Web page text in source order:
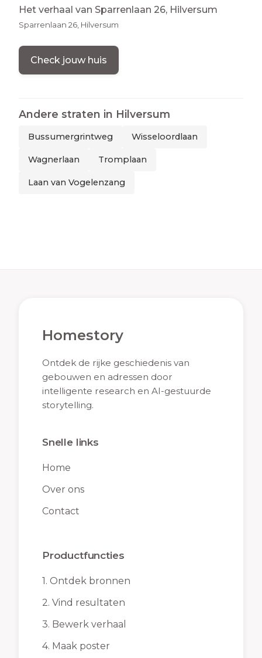
Het verhaal van Sparrenlaan 26, Hilversum
Sparrenlaan 26, Hilversum
Check jouw huis
Andere straten in Hilversum
Bussumergrintweg Wisseloordlaan
Wagnerlaan Tromplaan
Laan van Vogelenzang
Homestory
Ontdek de rijke geschiedenis van
gebouwen en adressen door
intelligente research en AI-gestuurde
storytelling.
Snelle links
Home
Over ons
Contact
Productfuncties
1. Ontdek bronnen
2. Vind resultaten
3. Bewerk verhaal
4. Maak poster